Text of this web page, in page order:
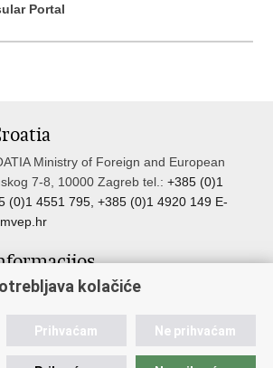
Portal
Ministry of Foreign and European
7-8, 10000 Zagreb tel.:+385 (0)1
(0)1 4551 795, +385 (0)1 4920 149 E-
kolačiće
Prihvaćam Ne prihvaćam